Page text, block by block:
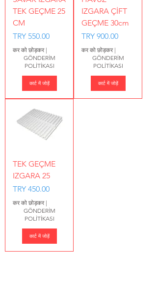
TEK GEÇME 25
CM
मूल्य
TRY 550.00
कर को छोड़कर|
GÖNDERİM
POLİTİKASI
कार्ट में जोड़ें
IZGARA ÇİFT
GEÇME 30cm
मूल्य
TRY 900.00
कर को छोड़कर|
GÖNDERİM
POLİTİKASI
कार्ट में जोड़ें
TEK GEÇME
IZGARA 25
मूल्य
TRY 450.00
कर को छोड़कर|
GÖNDERİM
POLİTİKASI
कार्ट में जोड़ें